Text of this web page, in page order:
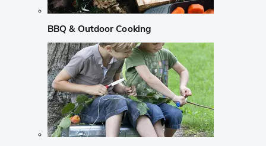
BBQ & Outdoor Cooking